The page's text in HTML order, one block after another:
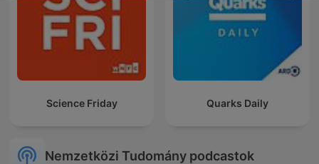
Science Friday Quarks Daily
Nemzetközi Tudomány podcastok